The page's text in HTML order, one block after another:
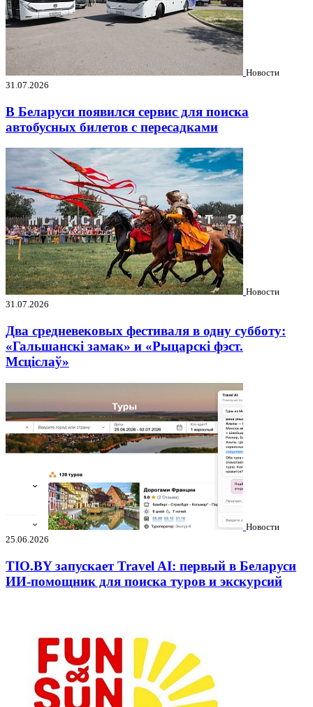
Новости
31.07.2026
В Беларуси появился сервис для поиска
автобусных билетов с пересадками
Новости
31.07.2026
Два средневековых фестиваля в одну субботу:
«Гальшанскі замак» и «Рыцарскі фэст.
Мсціслаў»
Новости
25.06.2026
TIO.BY запускает Travel AI: первый в Беларуси
ИИ-помощник для поиска туров и экскурсий